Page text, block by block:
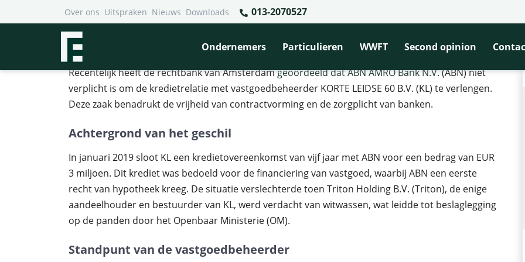
Over ons Uitspraken Nieuws Downloads 013-2070527
Ondernemers Particulieren WWFT Second opinion
Financieel Recht Advocaten>Uitspraken>ABN AMRO hoeft krediet niet te verlengen: wat betekent dit voor vastgoedbeheerders?
ABN AMRO hoeft krediet niet te verlengen: wat betekent dit voor
Recentelijk heeft de rechtbank van Amsterdamgeoordeeld dat ABN AMRO Bank N.V.(ABN) niet
verplicht is om de kredietrelatie met vastgoedbeheerder KORTE LEIDSE 60 B.V. (KL) te verlengen.
Deze zaak benadrukt de vrijheid van contractvorming en de zorgplicht van banken.
Achtergrond van het geschil
In januari 2019 sloot KL een kredietovereenkomst van vijf jaar met ABN voor een bedrag van EUR
3 miljoen. Dit krediet was bedoeld voor de financiering van vastgoed, waarbij ABN een eerste
recht van hypotheek kreeg. De situatie verslechterde toen Triton Holding B.V. (Triton), de enige
aandeelhouder en bestuurder van KL, werd verdacht van witwassen, wat leidde tot beslaglegging
op de panden door het Openbaar Ministerie (OM).
Standpunt van de vastgoedbeheerder